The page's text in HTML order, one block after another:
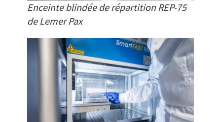
Enceinte blindée de répartition REP-75
de Lemer Pax